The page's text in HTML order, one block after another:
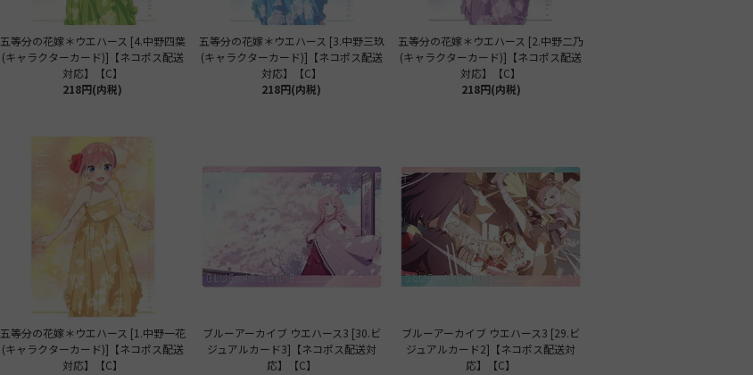
五等分の花嫁＊ウエハース [4.中野四葉
(キャラクターカード)]【ネコポス配送
対応】【C】
218円(内税)
五等分の花嫁＊ウエハース [3.中野三玖
(キャラクターカード)]【ネコポス配送
対応】【C】
218円(内税)
五等分の花嫁＊ウエハース [2.中野二乃
(キャラクターカード)]【ネコポス配送
対応】【C】
218円(内税)
五等分の花嫁＊ウエハース [1.中野一花
(キャラクターカード)]【ネコポス配送
対応】【C】
ブルーアーカイブ ウエハース3 [30.ビ
ジュアルカード3]【ネコポス配送対
応】【C】
ブルーアーカイブ ウエハース3 [29.ビ
ジュアルカード2]【ネコポス配送対
応】【C】